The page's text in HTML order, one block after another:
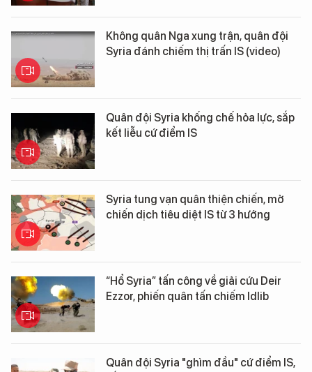
Không quân Nga xung trận, quân đội
Syria đánh chiếm thị trấn IS (video)
Quân đội Syria khống chế hỏa lực, sắp
kết liễu cứ điểm IS
Syria tung vạn quân thiện chiến, mở
chiến dịch tiêu diệt IS từ 3 hướng
“Hổ Syria” tấn công về giải cứu Deir
Ezzor, phiến quân tấn chiếm Idlib
Quân đội Syria "ghìm đầu" cứ điểm IS,